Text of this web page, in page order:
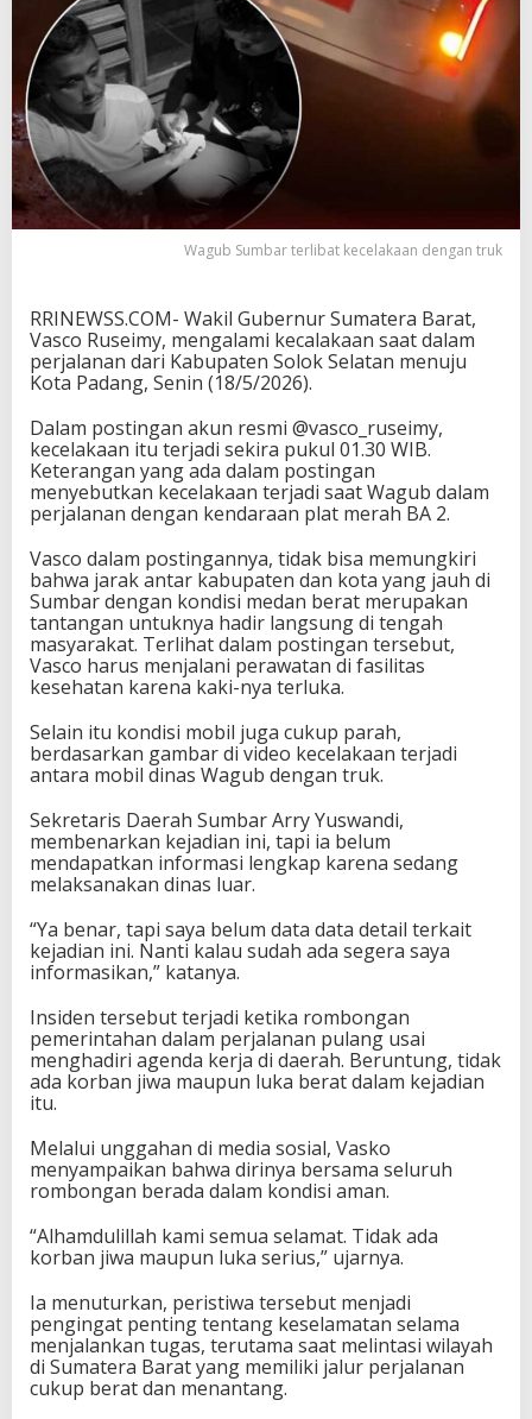
e
k
a
a
n
d
a
r
i
l
o
k
k
P
a
d
a
n
Wagub Sumbar terlibat kecelakaan dengan truk
RRINEWSS.COM- Wakil Gubernur Sumatera Barat,
Vasco Ruseimy, mengalami kecalakaan saat dalam
perjalanan dari Kabupaten Solok Selatan menuju
Kota Padang, Senin (18/5/2026).
Dalam postingan akun resmi @vasco_ruseimy,
kecelakaan itu terjadi sekira pukul 01.30 WIB.
Keterangan yang ada dalam postingan
menyebutkan kecelakaan terjadi saat Wagub dalam
perjalanan dengan kendaraan plat merah BA 2.
Vasco dalam postingannya, tidak bisa memungkiri
bahwa jarak antar kabupaten dan kota yang jauh di
Sumbar dengan kondisi medan berat merupakan
tantangan untuknya hadir langsung di tengah
masyarakat. Terlihat dalam postingan tersebut,
Vasco harus menjalani perawatan di fasilitas
kesehatan karena kaki-nya terluka.
Selain itu kondisi mobil juga cukup parah,
berdasarkan gambar di video kecelakaan terjadi
antara mobil dinas Wagub dengan truk.
Sekretaris Daerah Sumbar Arry Yuswandi,
membenarkan kejadian ini, tapi ia belum
mendapatkan informasi lengkap karena sedang
melaksanakan dinas luar.
“Ya benar, tapi saya belum data data detail terkait
kejadian ini. Nanti kalau sudah ada segera saya
informasikan,” katanya.
Insiden tersebut terjadi ketika rombongan
pemerintahan dalam perjalanan pulang usai
menghadiri agenda kerja di daerah. Beruntung, tidak
ada korban jiwa maupun luka berat dalam kejadian
itu.
Melalui unggahan di media sosial, Vasko
menyampaikan bahwa dirinya bersama seluruh
rombongan berada dalam kondisi aman.
“Alhamdulillah kami semua selamat. Tidak ada
korban jiwa maupun luka serius,” ujarnya.
Ia menuturkan, peristiwa tersebut menjadi
pengingat penting tentang keselamatan selama
menjalankan tugas, terutama saat melintasi wilayah
di Sumatera Barat yang memiliki jalur perjalanan
cukup berat dan menantang.